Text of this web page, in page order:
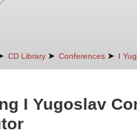
CD Library ➤ Conferences ➤ I
I Yugoslav